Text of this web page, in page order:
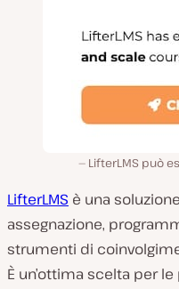
LifterLMS può
LifterLMS è una
assegnazione,
strumenti di
È un’ottima scelta per